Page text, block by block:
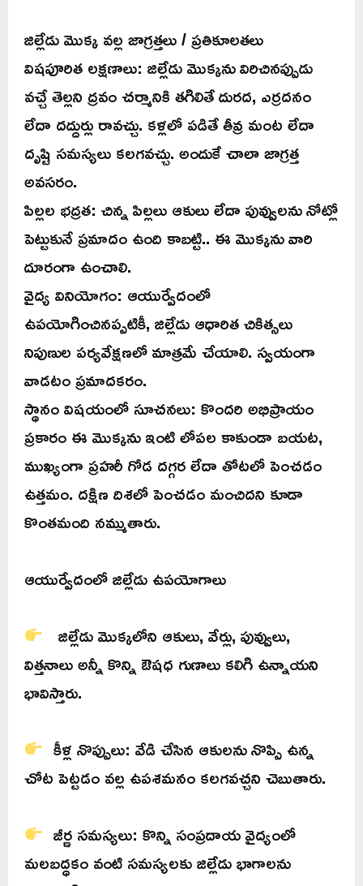
జిల్లేడు మొక్క వల్ల జాగ్రత్తలు / ప్రతికూలతలు
విషపూరిత లక్షణాలు: జిల్లేడు మొక్కను విరిచినప్పుడు
వచ్చే తెల్లని ద్రవం చర్మానికి తగిలితే దురద, ఎర్రదనం
లేదా దద్దుర్లు రావచ్చు. కళ్లలో పడితే తీవ్ర మంట లేదా
దృష్టి సమస్యలు కలగవచ్చు. అందుకే చాలా జాగ్రత్త
అవసరం.
పిల్లల భద్రత: చిన్న పిల్లలు ఆకులు లేదా పువ్వులను నోట్లో
పెట్టుకునే ప్రమాదం ఉంది కాబట్టి.. ఈ మొక్కను వారి
దూరంగా ఉంచాలి.
వైద్య వినియోగం: ఆయుర్వేదంలో
ఉపయోగించినప్పటికీ, జిల్లేడు ఆధారిత చికిత్సలు
నిపుణుల పర్యవేక్షణలో మాత్రమే చేయాలి. స్వయంగా
వాడటం ప్రమాదకరం.
స్థానం విషయంలో సూచనలు: కొందరి అభిప్రాయం
ప్రకారం ఈ మొక్కను ఇంటి లోపల కాకుండా బయట,
ముఖ్యంగా ప్రహరీ గోడ దగ్గర లేదా తోటలో పెంచడం
ఉత్తమం. దక్షిణ దిశలో పెంచడం మంచిదని కూడా
కొంతమంది నమ్ముతారు.
ఆయుర్వేదంలో జిల్లేడు ఉపయోగాలు
జిల్లేడు మొక్కలోని ఆకులు, వేర్లు, పువ్వులు,
విత్తనాలు అన్నీ కొన్ని ఔషధ గుణాలు కలిగి ఉన్నాయని
భావిస్తారు.
కీళ్ల నొప్పులు: వేడి చేసిన ఆకులను నొప్పి ఉన్న
చోట పెట్టడం వల్ల ఉపశమనం కలగవచ్చని చెబుతారు.
జీర్ణ సమస్యలు: కొన్ని సంప్రదాయ వైద్యంలో
మలబద్ధకం వంటి సమస్యలకు జిల్లేడు భాగాలను